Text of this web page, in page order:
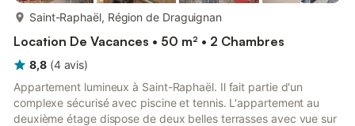
Saint-Raphaël, Région de Draguignan
Location De Vacances • 50 m² • 2 Chambres
8,8 (4 avis)
Appartement lumineux à Saint-Raphaël. Il fait partie d'un
complexe sécurisé avec piscine et tennis. L'appartement au
deuxième étage dispose de deux belles terrasses avec vue sur